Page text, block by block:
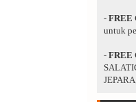
- FREE
untuk
- FREE